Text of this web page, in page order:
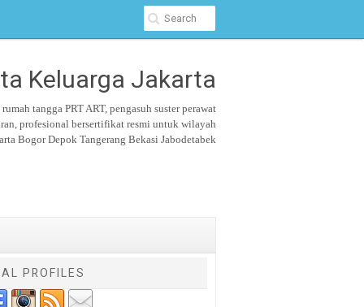
Keluarga Jakarta
tangga PRT ART, pengasuh susterperawat
profesional bersertifikat resmi untuk wilayah
Bogor Depok Tangerang Bekasi Jabodetabek
PROFILES